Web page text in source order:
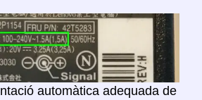
automàtica adequada de